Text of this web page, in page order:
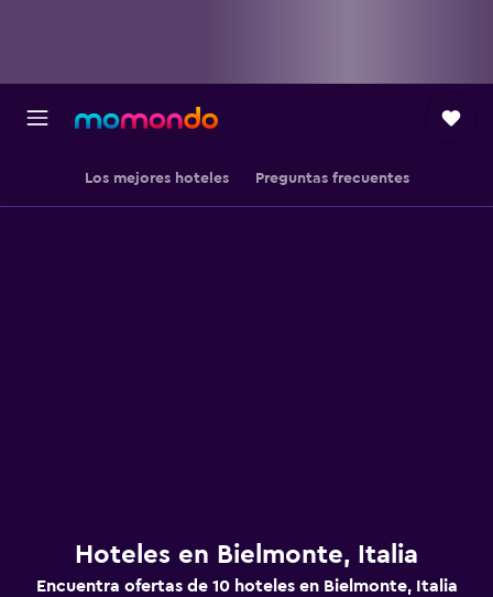
Los mejores hoteles Preguntas frecuentes
Hoteles en Bielmonte, Italia
Encuentra ofertas de 10 hoteles en Bielmonte, Italia